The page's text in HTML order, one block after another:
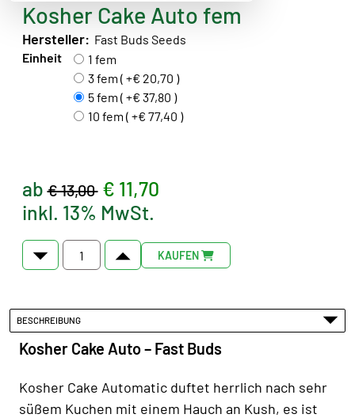
Kosher Cake Auto fem
Hersteller: Fast Buds Seeds
Einheit
1 fem
3 fem ( +€ 20,70 )
5 fem ( +€ 37,80 )
10 fem ( +€ 77,40 )
ab€ 13,00 € 11,70
inkl. 13% MwSt.
KAUFEN
BESCHREIBUNG
Kosher Cake Auto – Fast Buds
Kosher Cake Automatic duftet herrlich nach sehr
süßem Kuchen mit einem Hauch an Kush, es ist